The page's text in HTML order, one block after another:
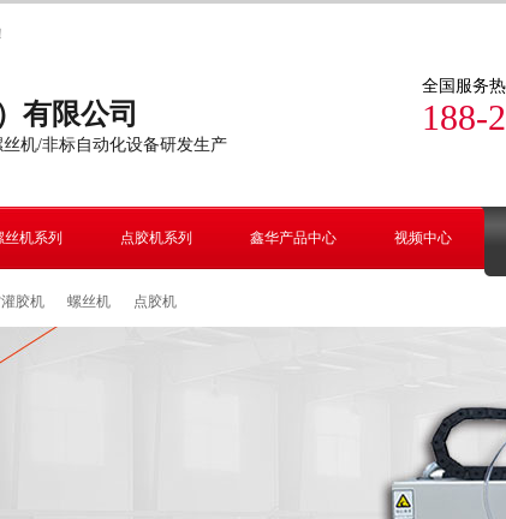
有限公司
机/非标自动化设备研发生产
全国服务热
188-
丝机系列 点胶机系列 鑫华产品中心 视频中心
胶机 螺丝机 点胶机